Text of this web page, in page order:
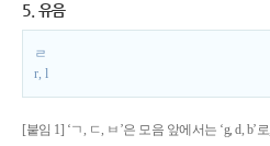
5. 유음
ㄹ
r, l
[붙임 1] ‘ㄱ, ㄷ, ㅂ’은 모음 앞에서는 ‘g, d, b’